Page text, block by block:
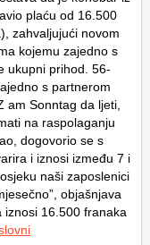
plaću od 16.500
zahvaljujući novom
kojemu zajedno s
ukupni prihod. 56-
s partnerom
am Sonntag da ljeti,
na raspolaganju
dogovorio se s
i iznosi između 7 i
naši zaposlenici
objašnjava
iznosi 16.500 franaka